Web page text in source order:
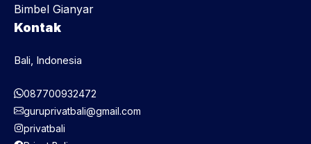
Bimbel Gianyar
Kontak
Bali, Indonesia
087700932472
guruprivatbali@gmail.com
privatbali